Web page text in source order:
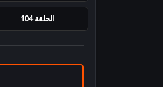
الحلقة 104